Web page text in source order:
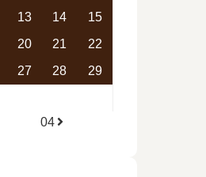
13 14
15
20 21
22
27 28
29
04